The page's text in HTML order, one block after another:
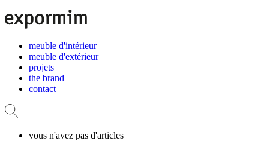
meuble d'intérieur
meuble d'extérieur
projets
the brand
contact
vous n'avez pas d'articles